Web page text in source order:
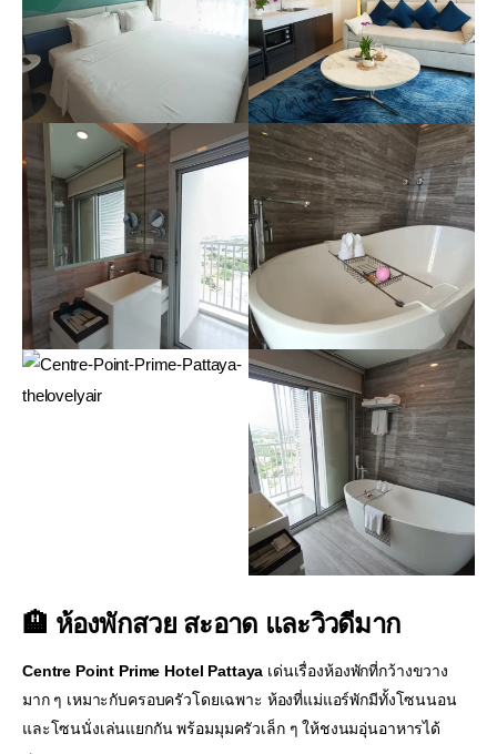
🏨 ห้องพักสวย สะอาด และวิวดีมาก
Centre Point Prime Hotel Pattaya เด่นเรื่องห้องพักที่กว้างขวาง
มาก ๆ เหมาะกับครอบครัวโดยเฉพาะ ห้องที่แม่แอร์พักมีทั้งโซนนอน
และโซนนั่งเล่นแยกกัน พร้อมมุมครัวเล็ก ๆ ให้ชงนมอุ่นอาหารได้